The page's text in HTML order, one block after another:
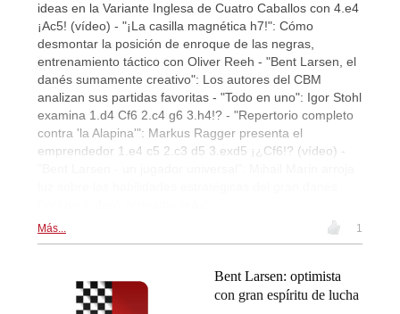
ideas en la Variante Inglesa de Cuatro Caballos con 4.e4
¡Ac5! (vídeo) - "¡La casilla magnética h7!": Cómo
desmontar la posición de enroque de las negras,
entrenamiento táctico con Oliver Reeh - "Bent Larsen, el
danés sumamente creativo": Los autores del CBM
analizan sus partidas favoritas - "Todo en uno": Igor Stohl
examina 1.d4 Cf6 2.c4 g6 3.h4!? - "Repertorio completo
contra 'la Alapina'": Markus Ragger presenta el
emprendedor 1.e4 c5 2.c3 d5 3.exd5 ¡¿Cf6!? (vídeo) -
Más... 1
Bent Larsen: optimista
con gran espíritu de lucha